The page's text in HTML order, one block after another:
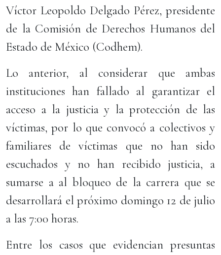
Víctor Leopoldo Delgado Pérez, presidente
de la Comisión de Derechos Humanos del
Estado de México (Codhem).
Lo anterior, al considerar que ambas
instituciones han fallado al garantizar el
acceso a la justicia y la protección de las
víctimas, por lo que convocó a colectivos y
familiares de víctimas que no han sido
escuchados y no han recibido justicia, a
sumarse a al bloqueo de la carrera que se
desarrollará el próximo domingo 12 de julio
a las 7:00 horas.
Entre los casos que evidencian presuntas